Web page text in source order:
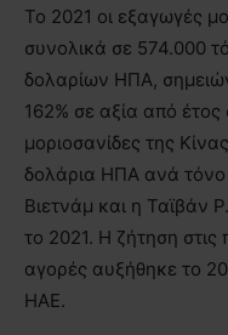
Το 2021 οι εξαγωγές
συνολικά σε 574.000
δολαρίων ΗΠΑ,
162% σε αξία από έτος
μοριοσανίδες της
δολάρια ΗΠΑ ανά τόνο
Βιετνάμ και η Ταϊβάν
το 2021. Η ζήτηση στις
αγορές αυξήθηκε το
ΗΑΕ.